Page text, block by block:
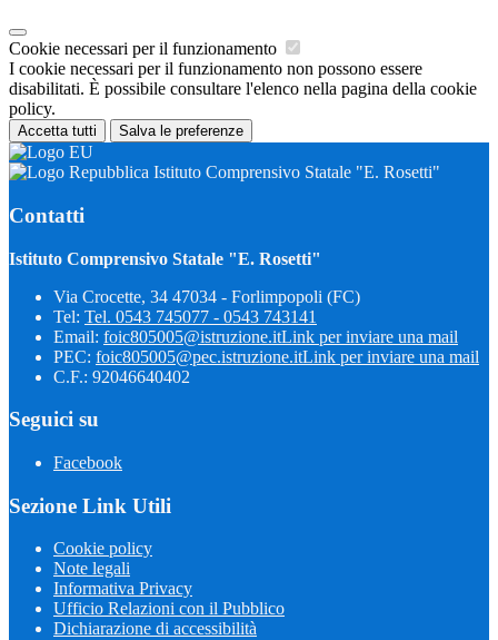
Cookie necessari per il funzionamento
I cookie necessari per il funzionamento non possono essere
disabilitati. È possibile consultare l'elenco nella pagina della cookie
policy.
Accetta tutti Salva le preferenze
Istituto Comprensivo Statale "E. Rosetti"
Contatti
Istituto Comprensivo Statale "E. Rosetti"
Via Crocette, 34 47034 - Forlimpopoli (FC)
Tel: Tel. 0543 745077 - 0543 743141
Email: foic805005@istruzione.itLink per inviare una mail
PEC: foic805005@pec.istruzione.itLink per inviare una mail
C.F.: 92046640402
Seguici su
Facebook
Sezione Link Utili
Cookie policy
Note legali
Informativa Privacy
Ufficio Relazioni con il Pubblico
Dichiarazione di accessibilità